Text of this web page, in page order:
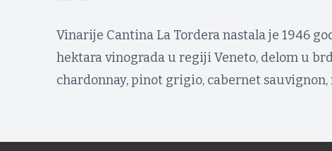
Vinarije Cantina La Tordera nastala je 1946
hektara vinograda u regiji Veneto, delom u
chardonnay, pinot grigio, cabernet